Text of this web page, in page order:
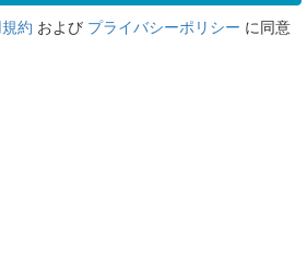
約 および プライバシーポリシー に同意